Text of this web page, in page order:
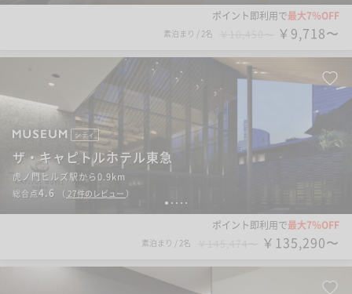
ポイント即利用で最大7％OFF
素泊まり / 2名 ￥9,718〜
1 2 3 4 5
シティ
ザ・キャピトルホテル東急
虎ノ門ヒルズ駅から0.9km
総合点4.6 （ 27件のレビュー ）
ポイント即利用で最大7％OFF
素泊まり / 2名 ￥135,290〜